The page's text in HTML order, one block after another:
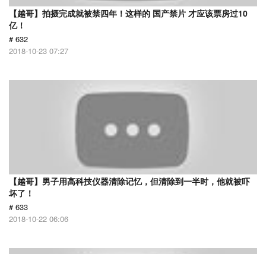
【越哥】拍摄完成就被禁四年！这样的 国产禁片 才应该票房过10
亿！
# 632
2018-10-23 07:27
【越哥】男子用高科技仪器清除记忆，但清除到一半时，他就被吓
坏了！
# 633
2018-10-22 06:06